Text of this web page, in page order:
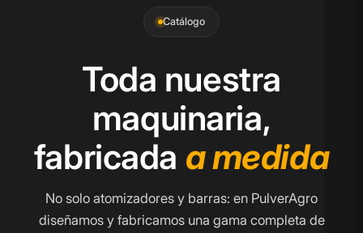
Catálogo
Toda nuestra
maquinaria,
fabricada a medida
No solo atomizadores y barras: en PulverAgro
diseñamos y fabricamos una gama completa de